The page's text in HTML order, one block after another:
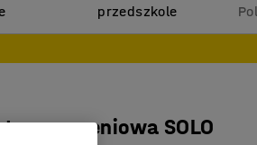
przedszkole
SOLO